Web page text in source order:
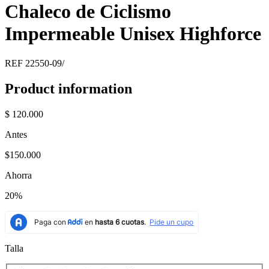
Chaleco de Ciclismo
Impermeable Unisex Highforce
REF 22550-09/
Product information
$ 120.000
Antes
$150.000
Ahorra
20%
Talla